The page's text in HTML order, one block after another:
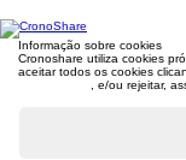
Informação sobre cookies
Cronoshare utiliza cookies
aceitar todos os cookies
, e/ou rejeitar,